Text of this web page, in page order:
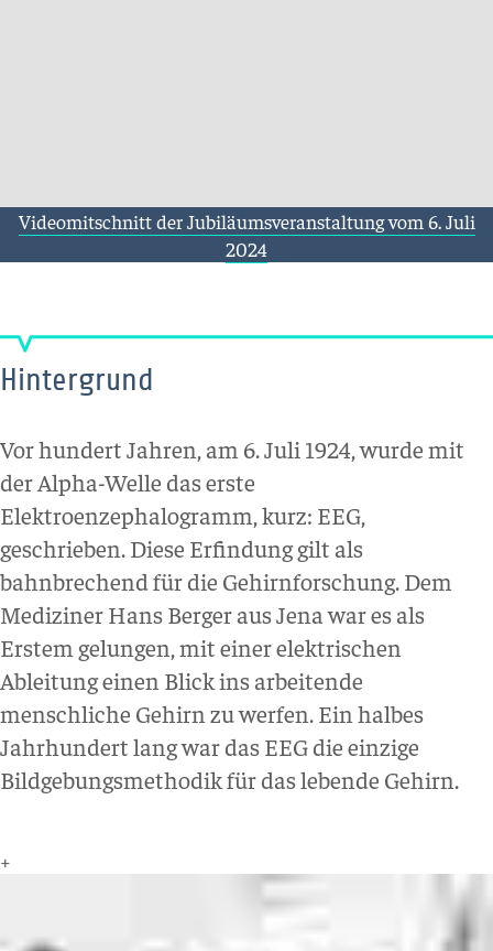
Videomitschnitt der Jubiläumsveranstaltung vom 6. Juli
2024
Hintergrund
Vor hundert Jahren, am 6. Juli 1924, wurde mit
der Alpha-Welle das erste
Elektroenzephalogramm, kurz: EEG,
geschrieben. Diese Erfindung gilt als
bahnbrechend für die Gehirnforschung. Dem
Mediziner Hans Berger aus Jena war es als
Erstem gelungen, mit einer elektrischen
Ableitung einen Blick ins arbeitende
menschliche Gehirn zu werfen. Ein halbes
Jahrhundert lang war das EEG die einzige
Bildgebungsmethodik für das lebende Gehirn.
+